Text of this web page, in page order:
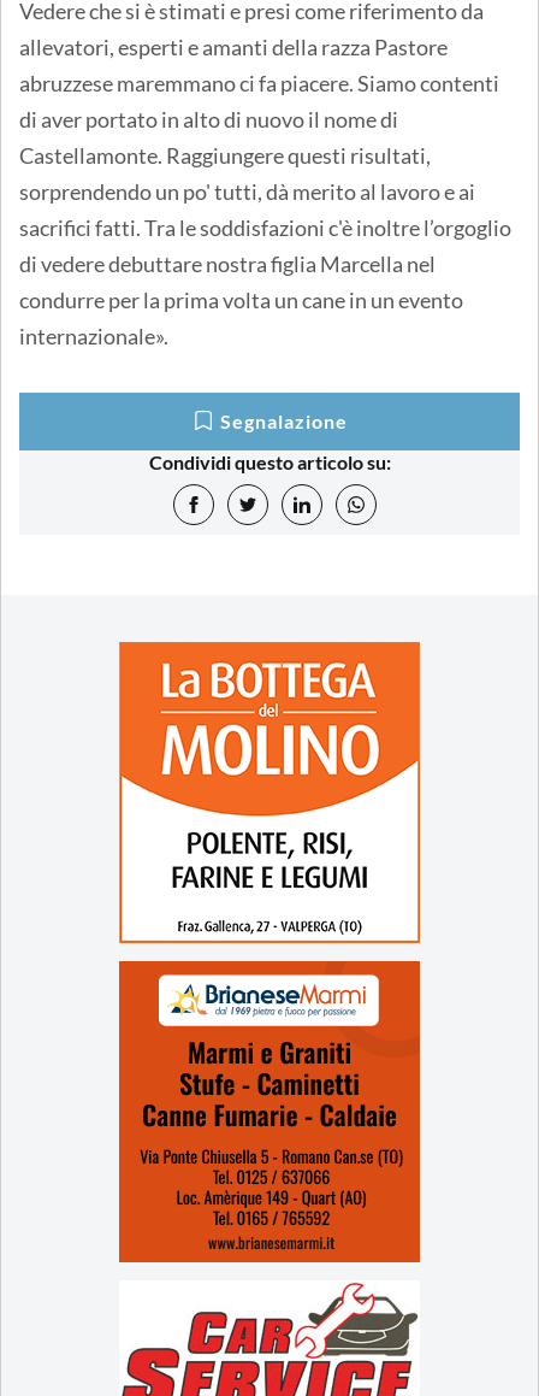
Vedere che si è stimati e presi come riferimento da
allevatori, esperti e amanti della razza Pastore
abruzzese maremmano ci fa piacere. Siamo contenti
di aver portato in alto di nuovo il nome di
Castellamonte. Raggiungere questi risultati,
sorprendendo un po' tutti, dà merito al lavoro e ai
sacrifici fatti. Tra le soddisfazioni c'è inoltre l’orgoglio
di vedere debuttare nostra figlia Marcella nel
condurre per la prima volta un cane in un evento
internazionale».
Segnalazione
Condividi questo articolo su: